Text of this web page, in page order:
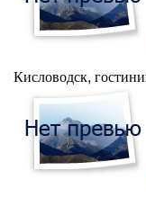
Кисловодск,